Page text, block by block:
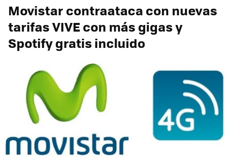
Movistar contraataca con nuevas
tarifas VIVE con más gigas y
Spotify gratis incluido